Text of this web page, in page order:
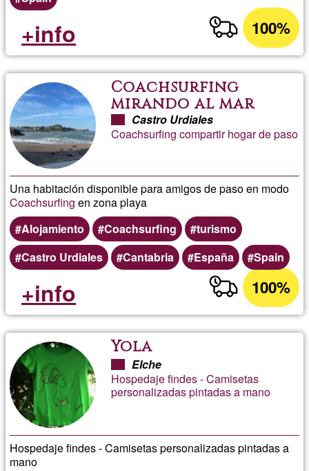
100%
+info
Coachsurfing
mirando al mar
Castro Urdiales
Coachsurfing compartir hogar de paso
Una habitación disponible para amigos de paso en modo
Coachsurfing en zona playa
Alojamiento
Coachsurfing
turismo
Castro Urdiales
Cantabria España Spain
100%
+info
Yola
Elche
Hospedaje findes - Camisetas
personalizadas pintadas a mano
Hospedaje findes - Camisetas personalizadas pintadas a
mano